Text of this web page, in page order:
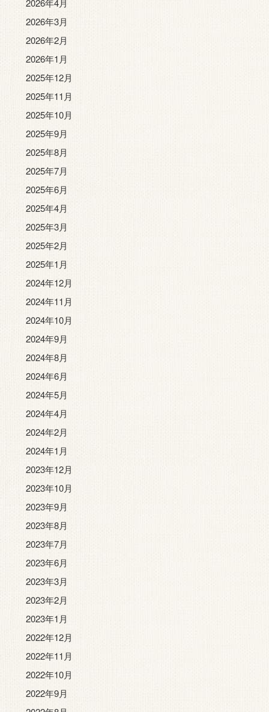
2026年4月
2026年3月
2026年2月
2026年1月
2025年12月
2025年11月
2025年10月
2025年9月
2025年8月
2025年7月
2025年6月
2025年4月
2025年3月
2025年2月
2025年1月
2024年12月
2024年11月
2024年10月
2024年9月
2024年8月
2024年6月
2024年5月
2024年4月
2024年2月
2024年1月
2023年12月
2023年10月
2023年9月
2023年8月
2023年7月
2023年6月
2023年3月
2023年2月
2023年1月
2022年12月
2022年11月
2022年10月
2022年9月